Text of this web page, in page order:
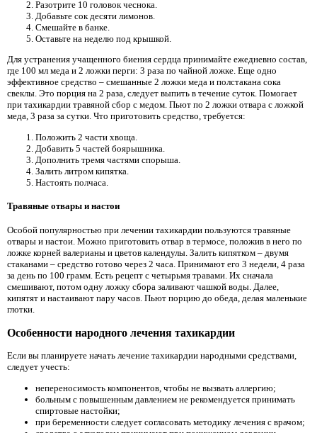
Разотрите 10 головок чеснока.
Добавьте сок десяти лимонов.
Смешайте в банке.
Оставьте на неделю под крышкой.
Для устранения учащенного биения сердца принимайте ежедневно состав,
где 100 мл меда и 2 ложки перги: 3 раза по чайной ложке. Еще одно
эффективное средство – смешанные 2 ложки меда и полстакана сока
свеклы. Это порция на 2 раза, следует выпить в течение суток. Помогает
при тахикардии травяной сбор с медом. Пьют по 2 ложки отвара с ложкой
меда, 3 раза за сутки. Что приготовить средство, требуется:
Положить 2 части хвоща.
Добавить 5 частей боярышника.
Дополнить тремя частями спорыша.
Залить литром кипятка.
Настоять полчаса.
Травяные отвары и настои
Особой популярностью при лечении тахикардии пользуются травяные
отвары и настои. Можно приготовить отвар в термосе, положив в него по
ложке корней валерианы и цветов календулы. Залить кипятком – двумя
стаканами – средство готово через 2 часа. Принимают его 3 недели, 4 раза
за день по 100 грамм. Есть рецепт с четырьмя травами. Их сначала
смешивают, потом одну ложку сбора заливают чашкой воды. Далее,
кипятят и настаивают пару часов. Пьют порцию до обеда, делая маленькие
глотки.
Особенности народного лечения тахикардии
Если вы планируете начать лечение тахикардии народными средствами,
следует учесть:
непереносимость компонентов, чтобы не вызвать аллергию;
больным с повышенным давлением не рекомендуется принимать
спиртовые настойки;
при беременности следует согласовать методику лечения с врачом;